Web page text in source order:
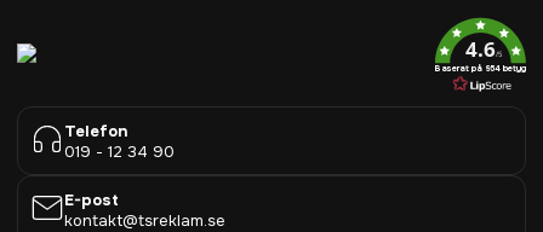
4.6/5
Baserat på 954 betyg
Telefon
019 - 12 34 90
E-post
kontakt@tsreklam.se